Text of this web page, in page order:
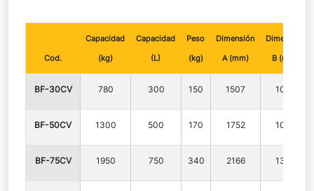
Cod.
Capacidad
(kg)
Capacidad
(L)
Peso
(kg)
Dimensión
A (mm)
Dimensión
B (mm)
BF-30CV 780 300 150 1507 1020
BF-50CV 1300 500 170 1752 1020
BF-75CV 1950 750 340 2166 1350